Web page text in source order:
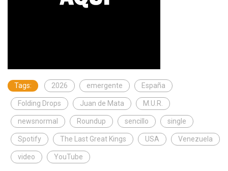
Tags: 2026 emergente España
Folding Drops Juan de Mata M.U.R.
newsnormal Roundup sencillo single
Spotify The Last Great Kings USA Venezuela
video YouTube